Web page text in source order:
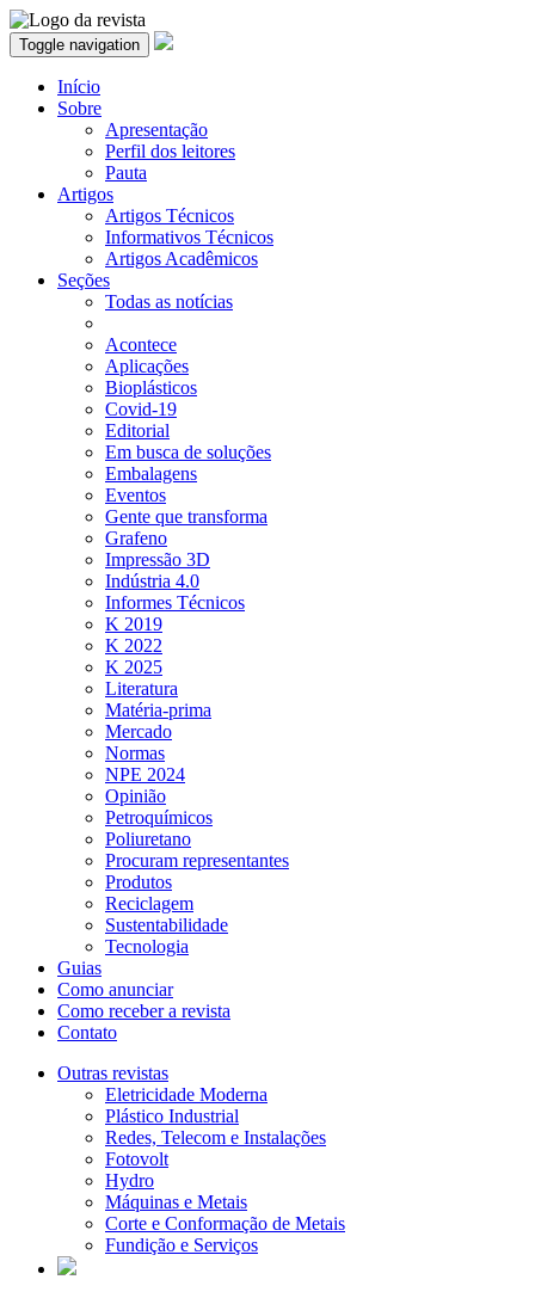
Toggle navigation
Início
Sobre
Apresentação
Perfil dos leitores
Pauta
Artigos
Artigos Técnicos
Informativos Técnicos
Artigos Acadêmicos
Seções
Todas as notícias
Acontece
Aplicações
Bioplásticos
Covid-19
Editorial
Em busca de soluções
Embalagens
Eventos
Gente que transforma
Grafeno
Impressão 3D
Indústria 4.0
Informes Técnicos
K 2019
K 2022
K 2025
Literatura
Matéria-prima
Mercado
Normas
NPE 2024
Opinião
Petroquímicos
Poliuretano
Procuram representantes
Produtos
Reciclagem
Sustentabilidade
Tecnologia
Guias
Como anunciar
Como receber a revista
Contato
Outras revistas
Eletricidade Moderna
Plástico Industrial
Redes, Telecom e Instalações
Fotovolt
Hydro
Máquinas e Metais
Corte e Conformação de Metais
Fundição e Serviços